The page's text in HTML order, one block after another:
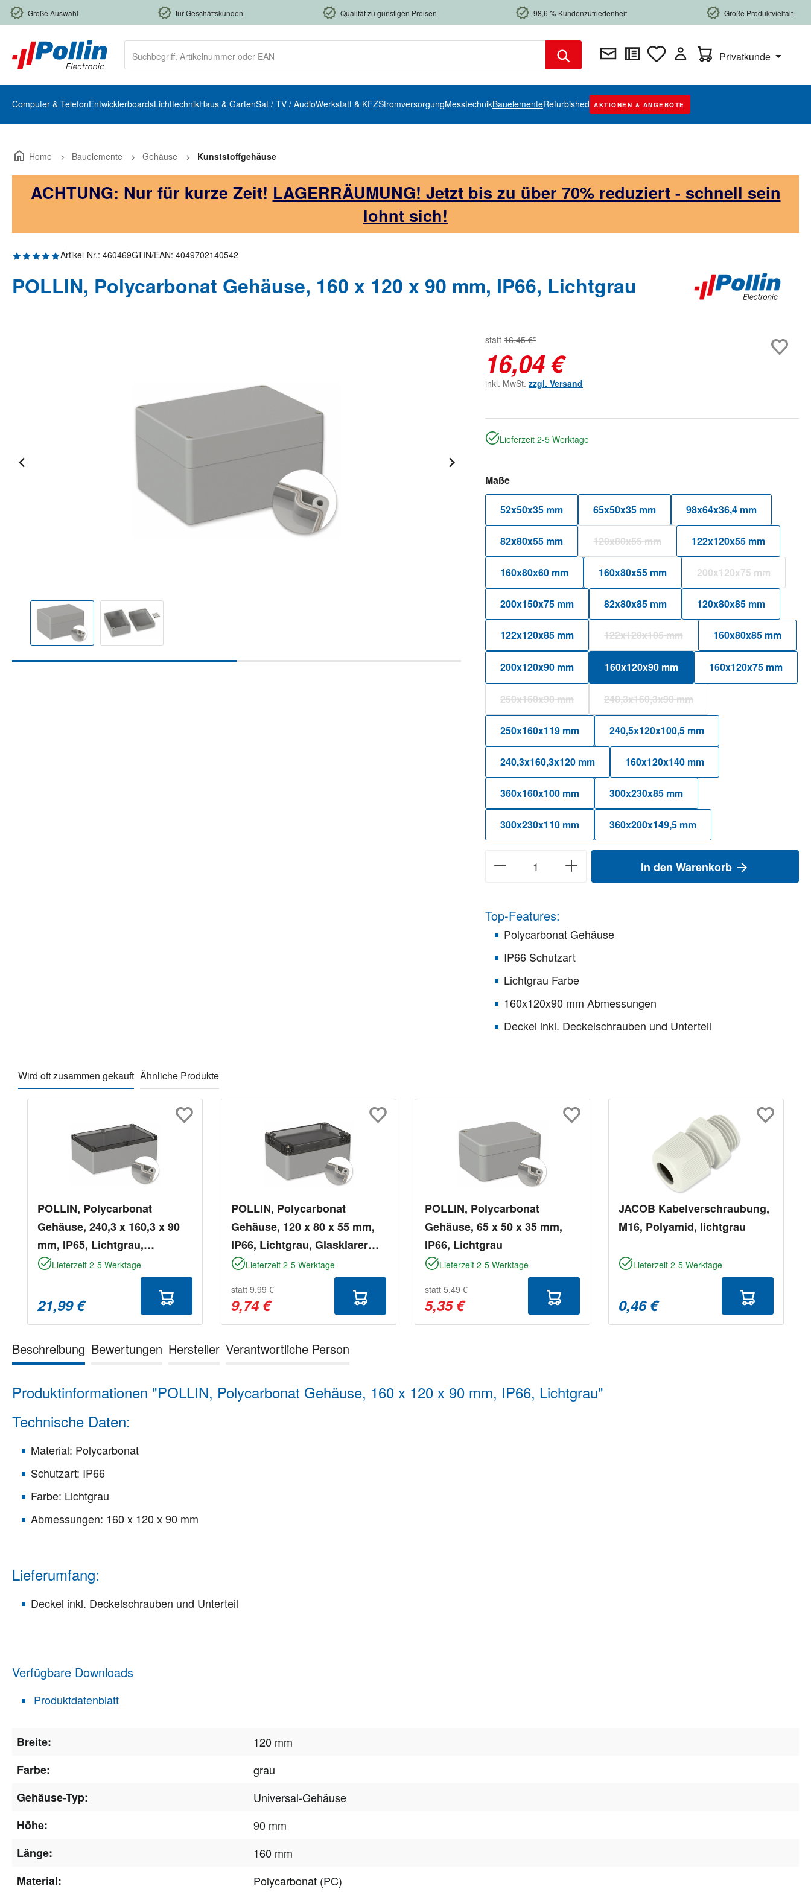
Hauptinhalt springen
Zur Suche springen
Zur Hauptnavigation springen
Große Auswahl für Geschäftskunden Qualität zu günstigen Preisen 98,6 % Kundenzufriedenheit Große Produktvielfalt
Warenkorb enthält 0
Privatkunde
Computer & TelefonEntwicklerboardsLichttechnikHaus & GartenSat / TV / AudioWerkstatt & KFZStromversorgungMesstechnikBauelementeRefurbished AKTIONEN & ANGEBOTE
Home Bauelemente Gehäuse Kunststoffgehäuse
ACHTUNG: Nur für kurze Zeit! LAGERRÄUMUNG! Jetzt bis zu über 70% reduziert - schnell sein
lohnt sich!
Durchschnittliche Bewertung von 5 von 5 Sternen
Artikel-Nr.: 460469GTIN/EAN: 4049702140542
POLLIN, Polycarbonat Gehäuse, 160 x 120 x 90 mm, IP66, Lichtgrau
statt 16,45 €*
16,04 €
inkl. MwSt. zzgl. Versand
Lieferzeit 2-5 Werktage
Maßeauswählen
52x50x35 mm 65x50x35 mm 98x64x36,4 mm
82x80x55 mm 120x80x55 mm(Diese Option ist zurzeit nicht verfügbar.)
122x120x55 mm
160x80x60 mm 160x80x55 mm 200x120x75 mm
(Diese Option ist
200x150x75 mm 82x80x85 mm 120x80x85 mm
122x120x85 mm 122x120x105 mm(Diese Option ist zurzeit nicht
160x80x85 mm
200x120x90 mm 160x120x90 mm 160x120x75 mm
250x160x90 mm(Diese Option ist zurzeit nicht verfügbar.)
240,3x160,3x90 mm(Diese Option ist zurzeit nicht
250x160x119 mm 240,5x120x100,5 mm
240,3x160,3x120 mm 160x120x140 mm
360x160x100 mm 300x230x85 mm
300x230x110 mm 360x200x149,5 mm
In den Warenkorb
Top-Features:
Polycarbonat Gehäuse
IP66 Schutzart
Lichtgrau Farbe
160x120x90 mm Abmessungen
Deckel inkl. Deckelschrauben und Unterteil
Wird oft zusammen gekauft Ähnliche Produkte
POLLIN, Polycarbonat
Gehäuse, 240,3 x 160,3 x 90
mm, IP65, Lichtgrau,
Glasklarer Deckel
Lieferzeit 2-5 Werktage
21,99 €
POLLIN, Polycarbonat
Gehäuse, 120 x 80 x 55 mm,
IP66, Lichtgrau, Glasklarer
Deckel
Lieferzeit 2-5 Werktage
statt 9,99 €
9,74 €
POLLIN, Polycarbonat
Gehäuse, 65 x 50 x 35 mm,
IP66, Lichtgrau
Lieferzeit 2-5 Werktage
statt 5,49 €
5,35 €
JACOB Kabelverschraubung,
M16, Polyamid, lichtgrau
Lieferzeit 2-5 Werktage
0,46 €
Beschreibung Bewertungen Hersteller Verantwortliche Person
Produktinformationen "POLLIN, Polycarbonat Gehäuse, 160 x 120 x 90 mm, IP66, Lichtgrau"
Technische Daten:
Material: Polycarbonat
Schutzart: IP66
Farbe: Lichtgrau
Abmessungen: 160 x 120 x 90 mm
Lieferumfang:
Deckel inkl. Deckelschrauben und Unterteil
Verfügbare Downloads
Produktdatenblatt
Breite:
120 mm
Farbe:
grau
Gehäuse-Typ:
Universal-Gehäuse
Höhe:
90 mm
Länge:
160 mm
Material:
Polycarbonat (PC)